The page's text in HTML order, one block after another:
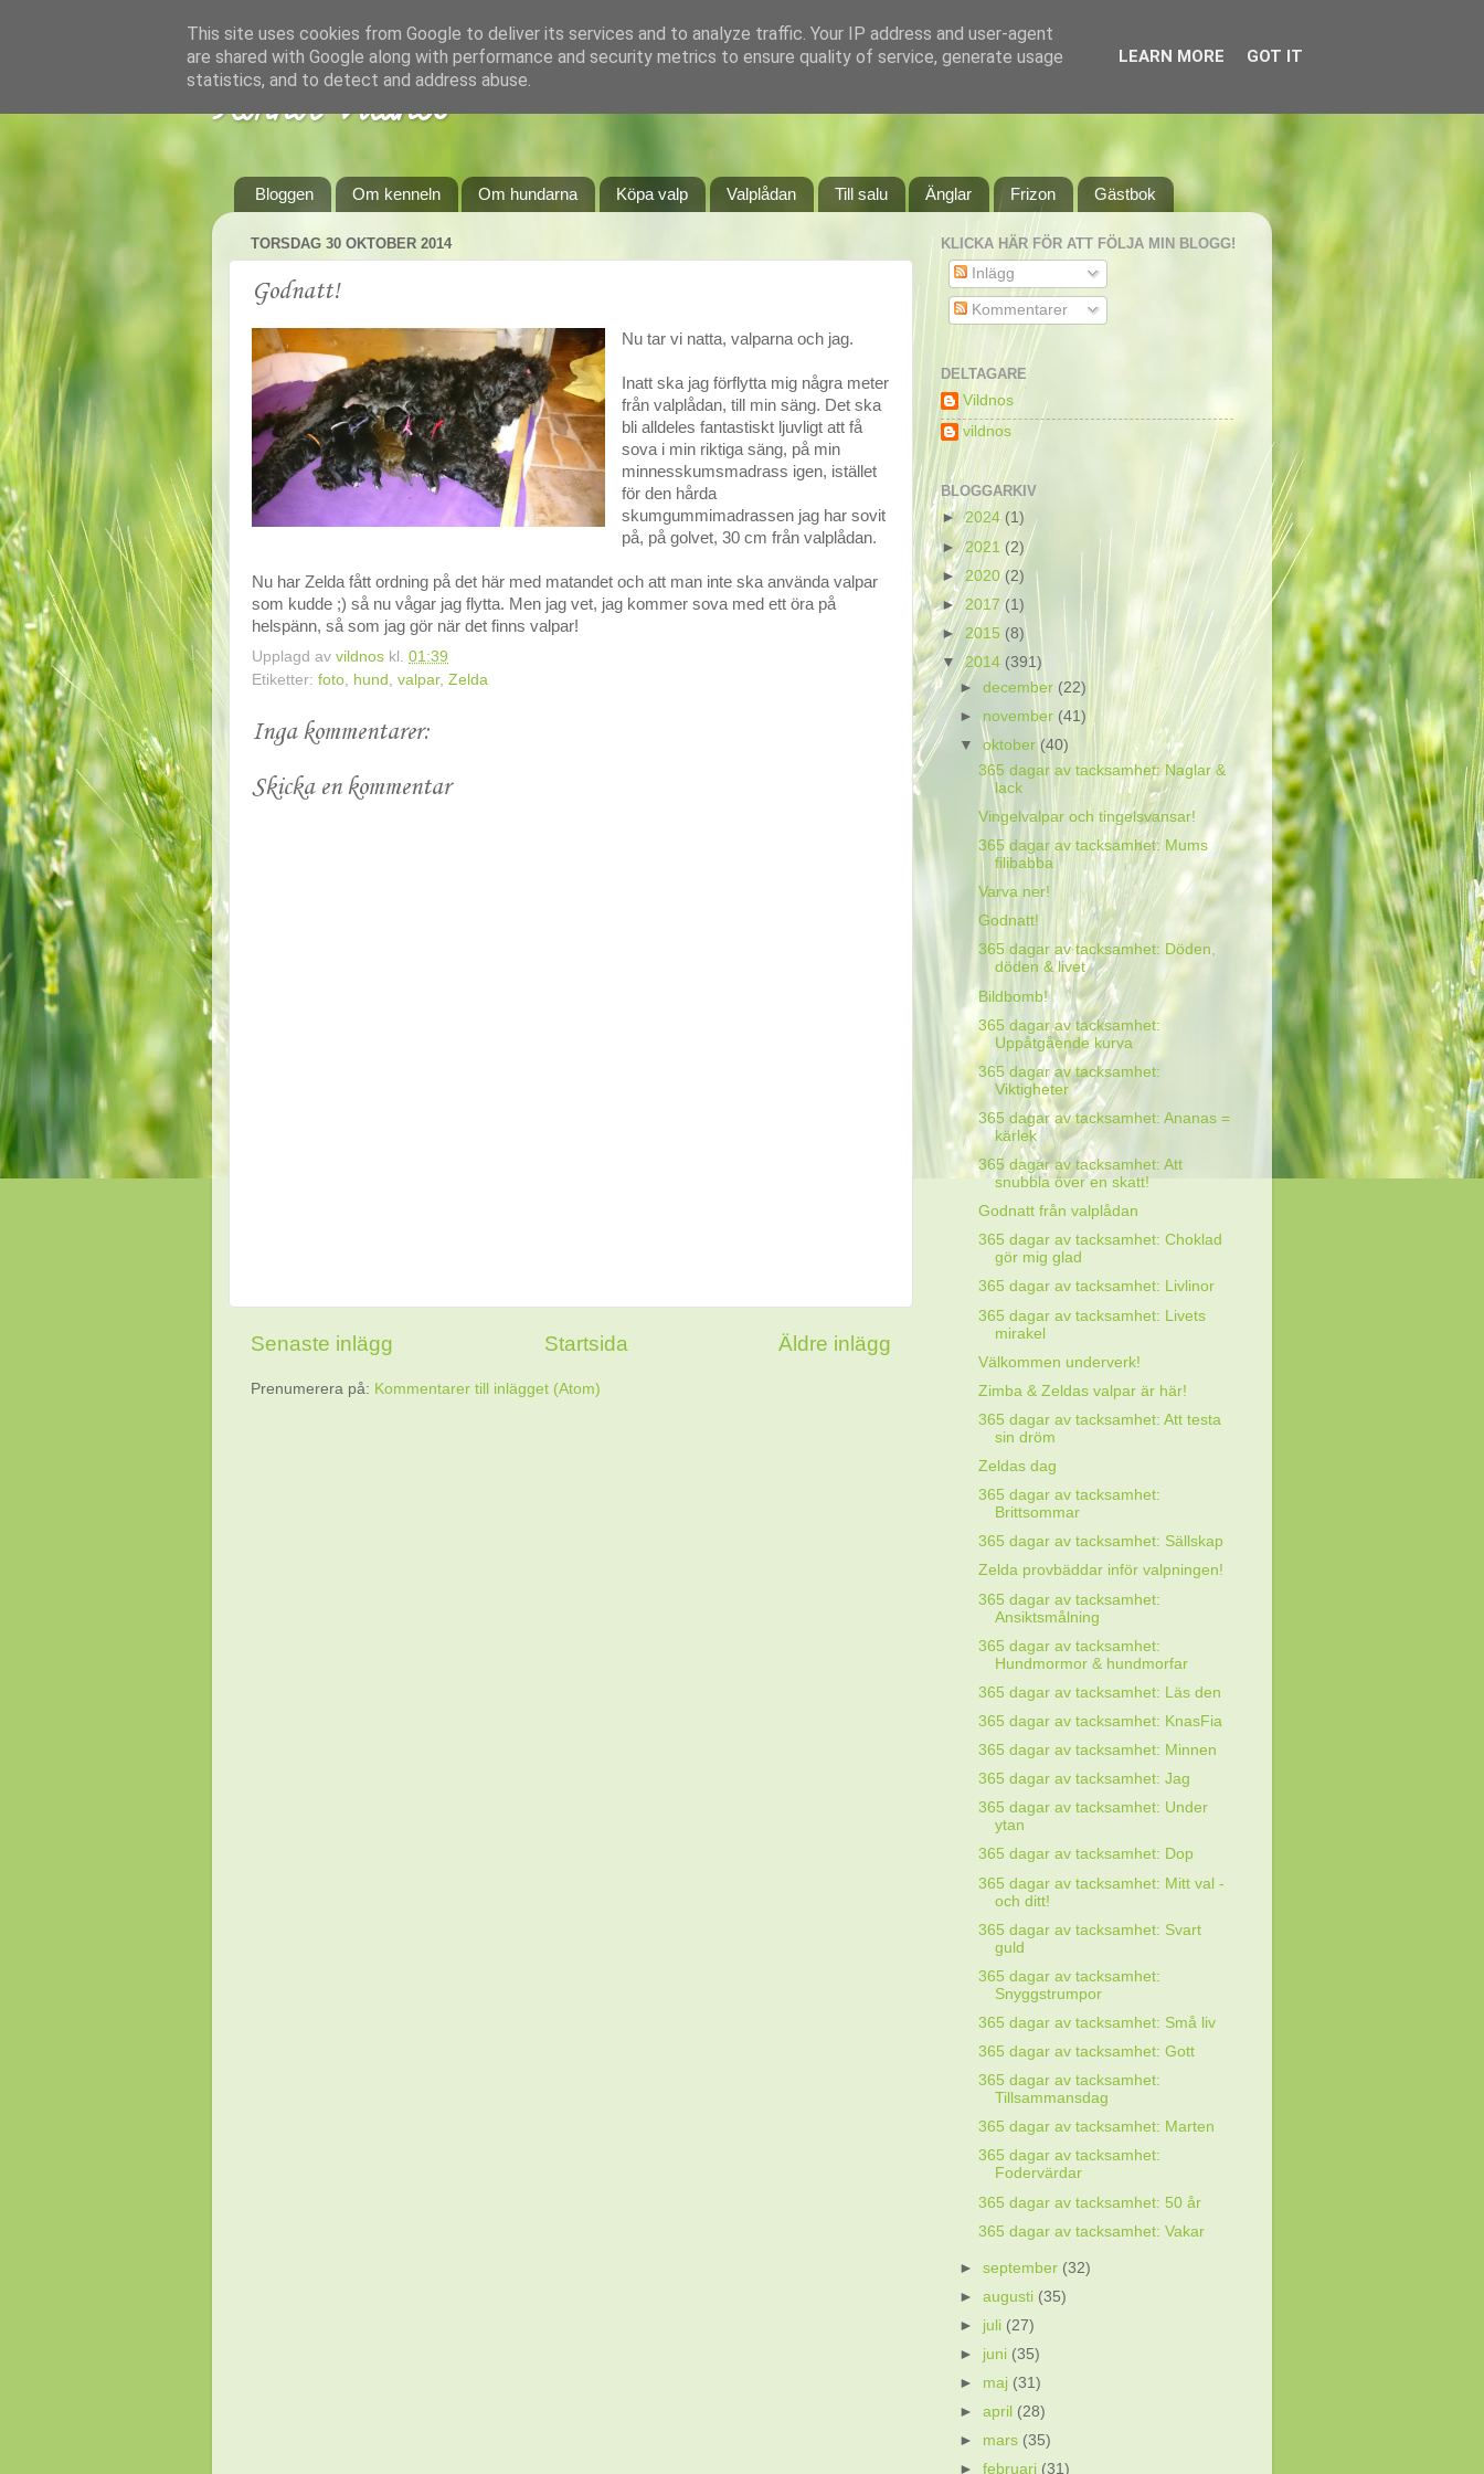
Kennel Vildnos
Bloggen Om kenneln Om hundarna Köpa valp Valplådan Till salu Änglar Frizon Gästbok
TORSDAG 30 OKTOBER 2014
Godnatt!
Nu tar vi natta, valparna och jag.
Inatt ska jag förflytta mig några meter
från valplådan, till min säng. Det ska
bli alldeles fantastiskt ljuvligt att få
sova i min riktiga säng, på min
minnesskumsmadrass igen, istället
för den hårda
skumgummimadrassen jag har sovit
på, på golvet, 30 cm från valplådan.
Nu har Zelda fått ordning på det här med matandet och att man inte ska använda valpar
som kudde ;) så nu vågar jag flytta. Men jag vet, jag kommer sova med ett öra på
helspänn, så som jag gör när det finns valpar!
Upplagd av vildnos kl. 01:39
Etiketter: foto hund valpar, Zelda
Inga kommentarer:
Skicka en kommentar
Senaste inlägg Äldre inlägg
Startsida
Prenumerera på: Kommentarer till inlägget (Atom)
KLICKA HÄR FÖR ATT FÖLJA MIN BLOGG!
Inlägg
Kommentarer
DELTAGARE
Vildnos
vildnos
BLOGGARKIV
►2024 (1)
►2021 (2)
► 2020 (2)
► 2017(1)
► 2015 (8)
▼2014 (391)
►december (22)
► november (41)
▼oktober (40)
365 dagar av tacksamhet: Naglar &
lack
Vingelvalpar och tingelsvansar!
365 dagar av tacksamhet: Mums
filibabba
Varva ner!
Godnatt!
365 dagar av tacksamhet: Döden,
döden & livet
Bildbomb!
365 dagar av tacksamhet:
Uppåtgående kurva
365 dagar av tacksamhet:
Viktigheter
365 dagar av tacksamhet: Ananas =
kärlek
365 dagar av tacksamhet: Att
snubbla över en skatt!
Godnatt från valplådan
365 dagar av tacksamhet: Choklad
gör mig glad
365 dagar av tacksamhet: Livlinor
365 dagar av tacksamhet: Livets
mirakel
Välkommen underverk!
Zimba & Zeldas valpar är här!
365 dagar av tacksamhet: Att testa
sin dröm
Zeldas dag
365 dagar av tacksamhet:
Brittsommar
365 dagar av tacksamhet: Sällskap
Zelda provbäddar inför valpningen!
365 dagar av tacksamhet:
Ansiktsmålning
365 dagar av tacksamhet:
Hundmormor & hundmorfar
365 dagar av tacksamhet: Läs den
365 dagar av tacksamhet: KnasFia
365 dagar av tacksamhet: Minnen
365 dagar av tacksamhet: Jag
365 dagar av tacksamhet: Under
ytan
365 dagar av tacksamhet: Dop
365 dagar av tacksamhet: Mitt val -
och ditt!
365 dagar av tacksamhet: Svart
guld
365 dagar av tacksamhet:
Snyggstrumpor
365 dagar av tacksamhet: Små liv
365 dagar av tacksamhet: Gott
365 dagar av tacksamhet:
Tillsammansdag
365 dagar av tacksamhet: Marten
365 dagar av tacksamhet:
Fodervärdar
365 dagar av tacksamhet: 50 år
365 dagar av tacksamhet: Vakar
►september (32)
►augusti (35)
► juli (27)
► juni (35)
► maj (31)
►april (28)
► mars (35)
►februari (31)
This site uses cookies from Google to deliver its services and to analyze traffic. Your IP address and user-agent
are shared with Google along with performance and security metrics to ensure quality of service, generate usage
statistics, and to detect and address abuse.
LEARN MORE GOT IT